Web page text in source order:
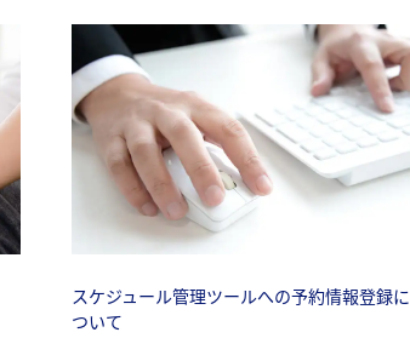
スケジュール管理ツールへの予約情報登録に
ついて